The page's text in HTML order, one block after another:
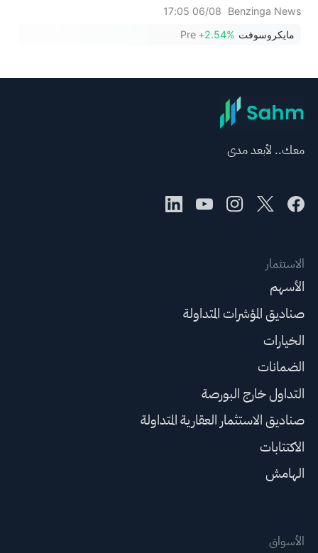
Benzinga News
06/08 17:05
مايكروسوفت +2.54%
Pre
معك.. لأبعد مدى
الاستثمار
الأسهم
صناديق المؤشرات المتداولة
الخيارات
الضمانات
التداول خارج البورصة
صناديق الاستثمار العقارية المتداولة
الاكتتابات
الهامش
الأسواق